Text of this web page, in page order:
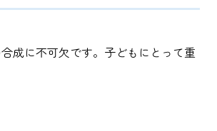
成に不可欠です。子どもにとって重